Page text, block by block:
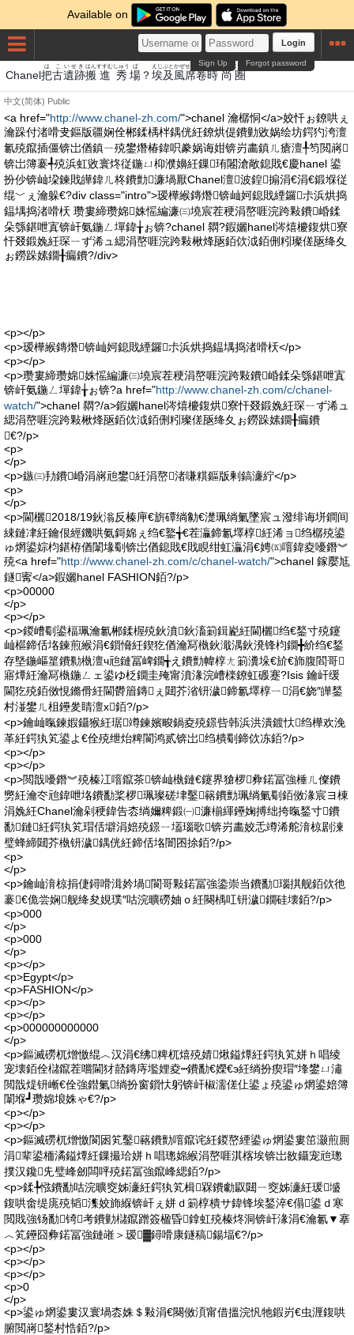
Available on
Login
Forgot password
Sign Up
Chanel把
は
古
こ
遺跡
いせき
搬
はん
進
すすむ
秀
しゅう
場
ば
？埃及
えじぷと
風
かぜ
席卷
せっけん
時
とき
尚
たかし
圈
けん
中文(简体) Public
<a href="http://www.chanel-zh.com/">chanel 瀹樼恫</a>姣忓ぉ鐐哄ぇ
瀹跺付渚嗗叏鏂版疆娴佺郴鍒楀柈鍝侊紝鐐烘偍鐨勭敓娲绘坊鍔犳洿澶
氱殑鑹插僵锛岀偤鎮ㄧ殑鐢熸椿鍏呮豢娲诲姏锛岃畵鎮ㄦ瘡澶╀笉閲嶈
锛岀簿褰╃殑浜虹敓寰炵従鍦ㄩ枊濮嬶紝鏁珛闂滄敞鎴戝€慶hanel 鍙
扮仯锛屾垜鍊戝皣鍏ㄦ柊鐨勯濂堝厭Chanel澶波鍠搧涓€涓€鍛堢従
绲﹀ぇ瀹躲€?div class="intro">瑷樺緱鏄熸锛屾妸鎴戝緸鑼尗浜烘捣
鎾堣捣渚嗗枖 瓒婁締瓒婂姝愮編濂㈢墝宸茬稉涓嶅啀浣跨敤鐨崏鍒
朵綔鍖呭寘锛屽氨鍦ㄥ墠鍏╁ぉ锛?chanel 閷?鍜孋hanel涔熺櫦鍑烘寮
忓叕鍛婏紝琛ㄧず浠ュ緦涓嶅啀浣跨敤楸烽瓪銆佽泧銆侀粌璨傞瓪绛夊
ぉ鐒跺嫊鐗╂瘺鐨?/div>
<p></p>
<p>瑷樺緱鏄熸锛屾妸鎴戝緸鑼尗浜烘捣鎾堣捣渚嗗枖</p>
<p></p>
<p>瓒婁締瓒婂姝愮編濂㈢墝宸茬稉涓嶅啀浣跨敤鐨崏鍒朵綔鍖呭寘
锛屽氨鍦ㄥ墠鍏╁ぉ锛?a href="http://www.chanel-zh.com/c/chanel-
watch/">chanel 閷?/a>鍜孋hanel涔熺櫦鍑烘寮忓叕鍛婏紝琛ㄧず浠ュ
緦涓嶅啀浣跨敤楸烽瓪銆佽泧銆侀粌璨傞瓪绛夊ぉ鐒跺嫊鐗╂瘺鐨
€?/p>
<p>
</p>
<p>鏃㈢劧鐨崏涓嶈兘鐢紝涓嶅渚嗛粸鏂版剰鎬濓紵</p>
<p>
</p>
<p>閫欐2018/19鈥滃反榛庘€旂磹绱勨€濋珮绱氭墜宸ュ潑绯诲垪鐧间
綀鏈冿紝鑰佷經鐖哄氨鎶婂ぇ绉€鐜╅€茬灜鍗氱墿椁紝浠ョ绉樼殑鍙
ゅ焹鍙婃枃鍖栫偤闈堟劅锛岀偤鎴戝€戝睍绀虹灜涓€娉㈤噾鍏夌嚘鐕︾
殑<a href="http://www.chanel-zh.com/c/chanel-watch/">chanel 鎵嬮尪
鐩寗</a>鍜孋hanel FASHION銆?/p>
<p>00000
</p>
<p></p>
<p>鍐嶆劅鍙楅珮瀹氱郴鍒楃殑鈥濆鈥滀箣鍓嶏紝閫欐绉€鍫寸殑鑳
屾櫙鍗佸垎鍊煎緱涓€鎻愶紝鍥犵偤瀹冩槸鈥濈湡鈥溌锋枃鐗╋紒绉€鍫
存墍鍦嶇篂鐨勬槸澶ч兘鏈冨崥鐗╅え鐨勯幃椁ㄤ箣瀵垛€斺€斾腹閻哥
寤燂紝瀹冩槸鍦ㄥェ鍙ゆ柉鐗圭殗甯濆湪浣嶆檪鐐虹磤蹇?Isis 鑰屽缓
閫犵殑銆傚悓鏅傦紝閫欎篃鏄ぇ閮芥渻钘濊鍗氱墿椁ㄧ涓€娆″皣鍫
村湴鐢ㄦ柤鑸夎睛澶х銆?/p>
<p>鑰屾暣鍊婽鑷猴紝琚竴鍊嬪畯鍋夌殑鐛呰韩浜洪潰鍍忕绉樺欢浼
革紝鍔犱笂鍙よ€佺殑绁炲粺閬鸿贰锛岀绉樻劅鍗佽冻銆?/p>
<p></p>
<p></p>
<p>閲戠嚘鐕︾殑榛冮噾鑹茶锛屾槸鏈€鑳界獊椤彜鍩冨強棰ㄦ儏鐨
勶紝瀹冭兘鍏呭垎鐨勫桨椤珮璨磋垏鑿簵鐨勯珮绱氭劅銆傚湪宸ヨ棟
涓婏紝Chanel瀹剁稉鍏告枩绱嬭粺鍛㈠濂椾緷鑸婅搏绌挎暣鍫寸鐨
勫鏈紝鍔犱笂瑁佸壀涓婄殑鐛ㄧ壒瑙歌锛岃畵姣忎竴浠舵湇椋剧湅
璧蜂締閮芥槸钘濊鍝侊紝鍗佸垎闇囨捈銆?/p>
<p>
</p>
<p>鑰屾湇椋捐倢鐞嗗湒妗堝閬哥敤鍩冨強鍌崇当鐨勫瑙掑舰銆佽彵
褰€佹尝娴舰绛夋娊璞″咕浣曠磱妯ｏ紝闋楀叿钘濊鐗硅壊銆?/p>
<p>000
</p>
<p>000
</p>
<p></p>
<p>Egypt</p>
<p>FASHION</p>
<p></p>
<p></p>
<p>000000000000
</p>
<p>鏂滅磱杌熷憿绲︿汉涓€绋粺杌熺殑婧煍鎰燂紝鍔犱笂姘ｈ唱绫
宠壊銆佺櫧鑹茬嚐閫犲嚭鏄庤壏娌夌┅鐨勫€嬫€э紝绱扮瘈瑁″埄鐢ㄩ潚
閲戠煶钘嶃€佺強鐟氭绱扮窗鎻忕躬锛屽椒濡傞仩鍙ょ殑鍙ゅ焹鍙婄簿
闈堢┛瓒婂埌姝ゃ€?/p>
<p></p>
<p></p>
<p>鏂滅磱杌熷憿閬囦笂鑿簵鐨勯噾鑹诧紝鍐嶅緸鍙ゅ焹鍙婁笜灏煎厠
涓辈鍙栭潏鎰燂紝鏁撮珨姘ｈ唱璁婂緱涓嶅啀淇楁埃锛岀敋鑷宠兘璁
撲汉鑱兂璧峰劒闆呯殑鍩冨強鑹峰緦銆?/p>
<p>鍒╄惤鐨勫咕浣曠窔姊濓紝鍔犱笂楫槑鐨勮叞閮ㄧ窔姊濓紝瑗墭
鍑哄畬缇庣殑韬潗姣斾緥锛屽ぇ姘ｄ箣椁樻サ鍏锋埃鍫淬€傝鍙ｄ寒
閲戝強钖勫锜考鐨勭櫧鑹蹭簽楹昏鎿虹殑榛炵洞锛屽湪涓€瀹氱▼搴
︿笂鑸囧彜鍩冨強鏈嶉＞瑷▓鐞嗗康鐩稿鍚堛€?/p>
<p></p>
<p></p>
<p></p>
<p>0
</p>
<p>鍙ゅ焹鍙婁汉寰堝枩姝＄敤涓€闋傚湏甯借搵浣忛牠鍜岃€虫湹鍑哄
腑閲嶈鍫村悎銆?/p>